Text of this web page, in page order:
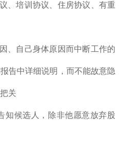
、培训协议、住房协议、有重
、自己身体原因而中断工作的
告中详细说明，而不能故意隐
关
知候选人，除非他愿意放弃股